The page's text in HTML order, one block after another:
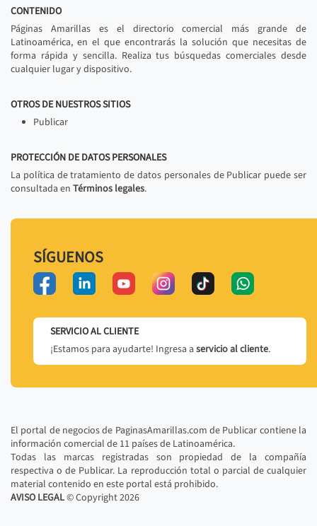
CONTENIDO
Páginas Amarillas es el directorio comercial más grande de
Latinoamérica, en el que encontrarás la solución que necesitas de
forma rápida y sencilla. Realiza tus búsquedas comerciales desde
cualquier lugar y dispositivo.
OTROS DE NUESTROS SITIOS
Publicar
PROTECCIÓN DE DATOS PERSONALES
La política de tratamiento de datos personales de Publicar puede ser
consultada en Términos legales.
SÍGUENOS
SERVICIO AL CLIENTE
¡Estamos para ayudarte! Ingresa a servicio al cliente.
El portal de negocios de PaginasAmarillas.com de Publicar contiene la
información comercial de 11 países de Latinoamérica.
Todas las marcas registradas son propiedad de la compañía
respectiva o de Publicar. La reproducción total o parcial de cualquier
material contenido en este portal está prohibido.
AVISO LEGAL© Copyright2026